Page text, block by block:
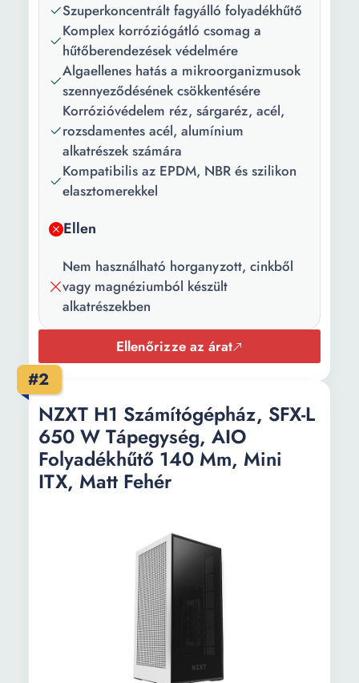
Szuperkoncentrált fagyálló folyadékhűtő
Komplex korróziógátló csomag a
hűtőberendezések védelmére
Algaellenes hatás a mikroorganizmusok
szennyeződésének csökkentésére
Korrózióvédelem réz, sárgaréz, acél,
rozsdamentes acél, alumínium
alkatrészek számára
Kompatibilis az EPDM, NBR és szilikon
elasztomerekkel
Ellen
Nem használható horganyzott, cinkből
vagy magnéziumból készült
alkatrészekben
Ellenőrizze az árat
#2
NZXT H1 Számítógépház, SFX-L
650 W Tápegység, AIO
Folyadékhűtő 140 Mm, Mini
ITX, Matt Fehér